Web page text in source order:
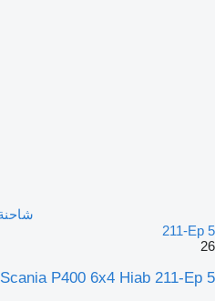
211-Ep 5
26
Scania P400 6x4 Hiab 211-Ep 5